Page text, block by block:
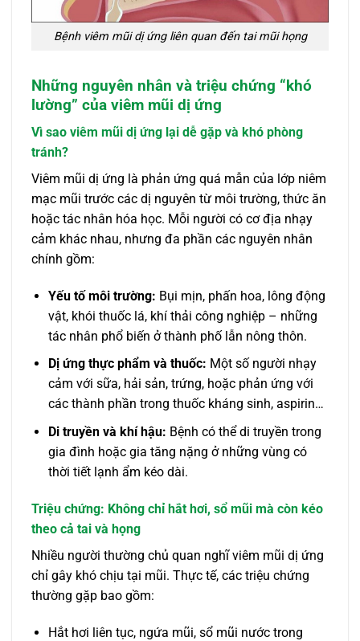
Bệnh viêm mũi dị ứng liên quan đến tai mũi họng
Những nguyên nhân và triệu chứng “khó
lường” của viêm mũi dị ứng
Vì sao viêm mũi dị ứng lại dễ gặp và khó phòng
tránh?
Viêm mũi dị ứng là phản ứng quá mẫn của lớp niêm
mạc mũi trước các dị nguyên từ môi trường, thức ăn
hoặc tác nhân hóa học. Mỗi người có cơ địa nhạy
cảm khác nhau, nhưng đa phần các nguyên nhân
chính gồm:
Yếu tố môi trường: Bụi mịn, phấn hoa, lông động
vật, khói thuốc lá, khí thải công nghiệp – những
tác nhân phổ biến ở thành phố lẫn nông thôn.
Dị ứng thực phẩm và thuốc: Một số người nhạy
cảm với sữa, hải sản, trứng, hoặc phản ứng với
các thành phần trong thuốc kháng sinh, aspirin…
Di truyền và khí hậu: Bệnh có thể di truyền trong
gia đình hoặc gia tăng nặng ở những vùng có
thời tiết lạnh ẩm kéo dài.
Triệu chứng: Không chỉ hắt hơi, sổ mũi mà còn kéo
theo cả tai và họng
Nhiều người thường chủ quan nghĩ viêm mũi dị ứng
chỉ gây khó chịu tại mũi. Thực tế, các triệu chứng
thường gặp bao gồm:
Hắt hơi liên tục, ngứa mũi, sổ mũi nước trong